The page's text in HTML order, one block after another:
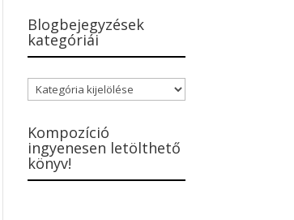
Blogbejegyzések
kategóriái
Blogbejegyzések
kategóriái
Kompozíció
ingyenesen letölthető
könyv!